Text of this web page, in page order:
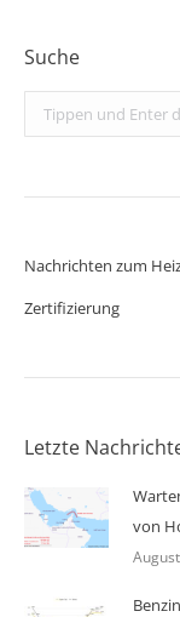
Suche
Search:
Nachrichten zum
Zertifizierung
Letzte
von